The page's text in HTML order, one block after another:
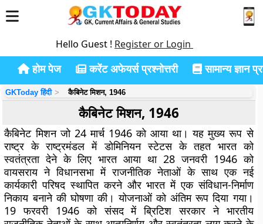
Hello Guest ! Register or Login
होम पेज करेंट अफेयर्स प्रश्नोत्तरी सामान्य ज्ञान
GKToday हिंदी कैबिनेट मिशन, 1946
कैबिनेट मिशन, 1946
कैबिनेट मिशन जो 24 मार्च 1946 को आया था। यह मुख्य रूप से
राष्ट्र के राष्ट्रमंडल में डोमिनियन स्टेटस के तहत भारत को
स्वतंत्रता देने के लिए भारत आया था 28 जनवरी 1946 को
वायसराय ने विधानसभा में राजनीतिक नेताओं के साथ एक नई
कार्यकारी परिषद स्थापित करने और भारत में एक संविधान-निर्माण
निकाय बनाने की घोषणा की। योजनाओं को अंतिम रूप दिया गया।
19 फरवरी 1946 को संसद में ब्रिटिश सरकार ने भारतीय